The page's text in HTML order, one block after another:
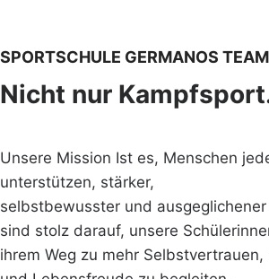
SPORTSCHULE GERMANOS TEAM
Nicht nur
Unsere Mission Ist es, Menschen
unterstützen, stärker,
selbstbewusster und
sind stolz darauf, unsere
ihrem Weg zu mehr